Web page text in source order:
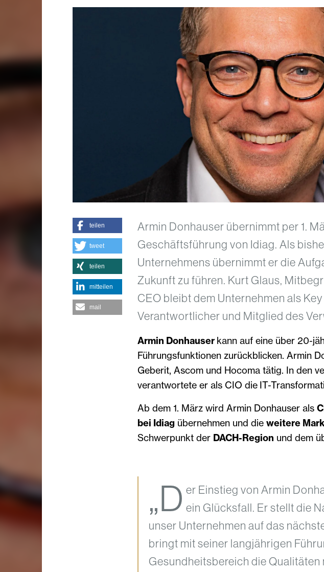
Armin Donhauser übernimmt per 1.
Geschäftsführung von Idiag. Als
Unternehmens übernimmt er die
Zukunft zu führen. Kurt Glaus,
CEO bleibt dem Unternehmen als
Verantwortlicher und Mitglied des
Armin Donhauser kann auf eine über 20-
Führungsfunktionen zurückblicken. Armin
Geberit, Ascom und Hocoma tätig. In den
verantwortete er als CIO die IT-
Ab dem 1. März wird Armin Donhauser als
bei Idiag übernehmen und die weitere
Schwerpunkt der DACH-Region und dem
„D er Einstieg von Armin
ein Glücksfall. Er stellt die
unser Unternehmen auf das
bringt mit seiner langjährigen
Gesundheitsbereich die Qualitäten
teilen
tweet
teilen
mitteilen
mail